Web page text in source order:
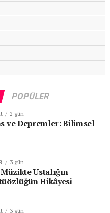
POPÜLER
2 gün
ve Depremler: Bilimsel
3 gün
Ustalığın
Hikâyesi
3 gün